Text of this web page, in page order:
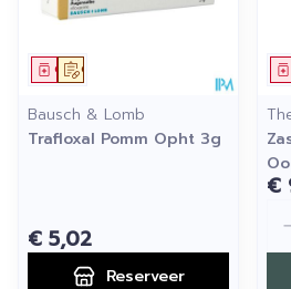
Op voorschrift
Geneesmiddel
Bausch & Lomb
Trafloxal Pomm Opht 3g
€ 5,02
Reserveer
€